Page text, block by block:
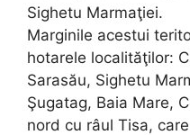
Sighetu Marmaţiei.
Marginile acestui
hotarele localităţilor:
Sarasău, Sighetu
Şugatag, Baia Mare,
nord cu râul Tisa,